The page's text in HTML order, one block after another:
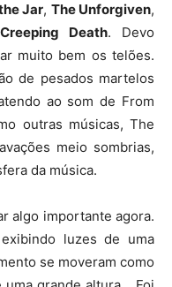
Jar, The Unforgiven,
Creeping Death. Devo
muito bem os telões.
de pesados martelos
ao som de From
outras músicas, The
meio sombrias,
da música.
algo importante agora.
exibindo luzes de uma
se moveram como